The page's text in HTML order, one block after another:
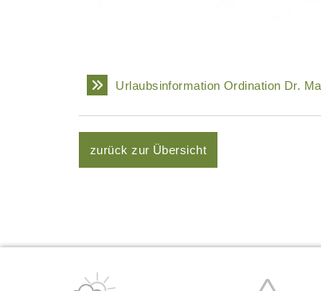
Urlaubsinformation Ordination Dr.
zurück zur Übersicht